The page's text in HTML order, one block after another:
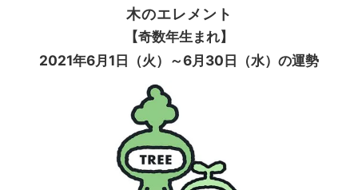
木のエレメント
【奇数年生まれ】
2021年6月1日（火）～6月30日（水）の運勢